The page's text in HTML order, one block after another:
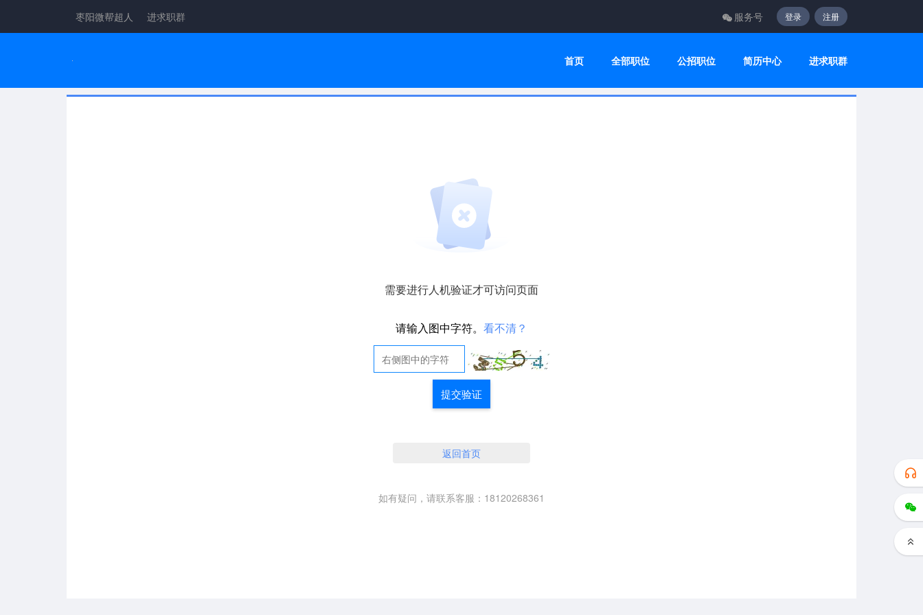
枣阳微帮超人 进求职群 服务号 登录 注册
首页 全部职位 公招职位 简历中心 进求职群
需要进行人机验证才可访问页面
请输入图中字符。 看不清？
提交验证
返回首页
如有疑问，请联系客服：18120268361